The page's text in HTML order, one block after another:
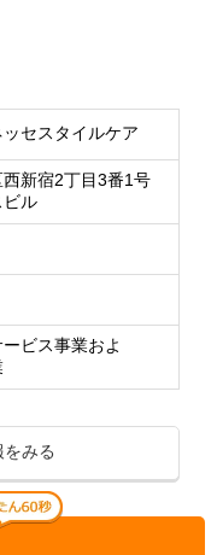
セスタイルケア
新宿2丁目3番1号
ル
ビス事業およ
みる